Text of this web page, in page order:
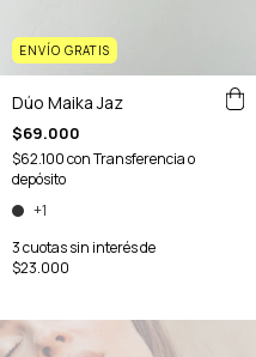
ENVÍO GRATIS
Dúo Maika Jaz
$69.000
$62.100conTransferencia o
depósito
+1
3cuotas sin interés de
$23.000